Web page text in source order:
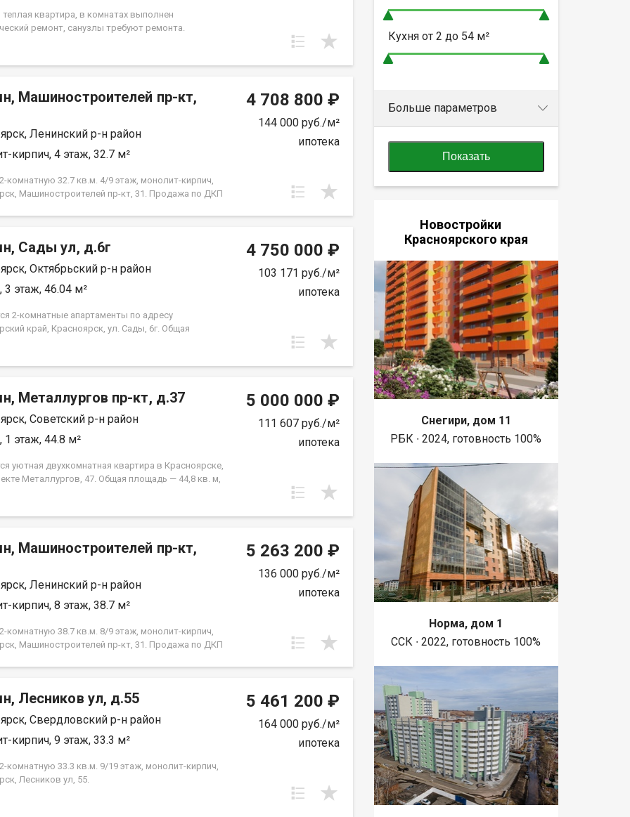
Вся сумма в договоре, один взрослый
теплая квартира, в комнатах выполнен
ремонт, санузлы требуют ремонта.
инфраструктурой, в шаговой доступности 2
и спорта Металлургов, магазины,
комплекс Роща, парк "Гвардейский", набережная
берег". Без проблем можно уехать в любую точку
полностью готовы к продаже, долгов и
на квартире нет! Торг возможен! Чистая
Машиностроителей пр-кт,
Ленинский р-н район
кирпич, 4 этаж, 32.7 м²
комнатную 32.7 кв.м. 4/9 этаж, монолит-кирпич,
Машиностроителей пр-кт, 31. Продажа по ДКП
4 708 800 ₽
144 000 руб./м²
ипотека
Сады ул, д.6г
Октябрьский р-н район
3 этаж, 46.04 м²
2-комнатные апартаменты по адресу
край, Красноярск, ул. Сады, 6г. Общая
проживания; - сдачи в аренду (близость к
для бизнеса. В экологически чистом районе.
ипотека.
4 750 000 ₽
103 171 руб./м²
ипотека
Металлургов пр-кт, д.37
Советский р-н район
1 этаж, 44.8 м²
уютная двухкомнатная квартира в Красноярске,
Металлургов, 47. Общая площадь — 44,8 кв. м,
в 1967 году. Высота потолков
вам тишину и спокойствие. Квартира в
жилом состоянии, что дает вам возможность
по своему вкусу и воплотить любые
идеи. Совмещенный санузел, который можно
по своему усмотрению. В шаговой
находятся все необходимые объекты
Это идеальное местоположение для семей с
всех, кто ценит удобство и доступность городских
все виды расчёта. Возможно
сопровождение сделки. Помощь в оформлении
Покажу в удобное для вас время по
5 000 000 ₽
111 607 руб./м²
ипотека
Машиностроителей пр-кт,
Ленинский р-н район
кирпич, 8 этаж, 38.7 м²
комнатную 38.7 кв.м. 8/9 этаж, монолит-кирпич,
Машиностроителей пр-кт, 31. Продажа по ДКП
5 263 200 ₽
136 000 руб./м²
ипотека
Лесников ул, д.55
Свердловский р-н район
кирпич, 9 этаж, 33.3 м²
комнатную 33.3 кв.м. 9/19 этаж, монолит-кирпич,
Лесников ул, 55.
5 461 200 ₽
164 000 руб./м²
ипотека
Кухня от 2 до 54м²
Больше параметров
Показать
Новостройки
Красноярского края
Снегири, дом 11
РБК ∙ 2024, готовность 100%
Норма, дом 1
ССК ∙ 2022, готовность 100%